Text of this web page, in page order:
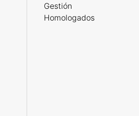
Gestión
Homologados